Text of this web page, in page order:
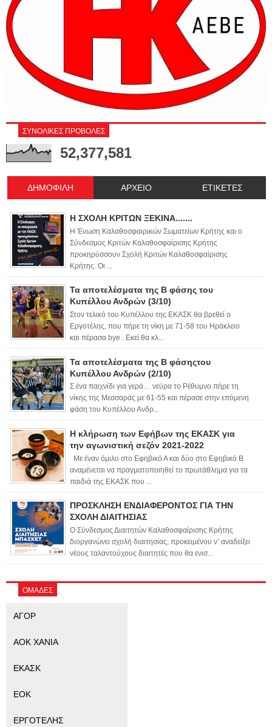
ΣΥΝΟΛΙΚΕΣ ΠΡΟΒΟΛΕΣ
52,377,581
ΔΗΜΟΦΙΛΗ ΑΡΧΕΙΟ ΕΤΙΚΕΤΕΣ
Η ΣΧΟΛΗ ΚΡΙΤΩΝ ΞΕΚΙΝΑ.......
Η Ένωση Καλαθοσφαιρικών Σωματείων Κρήτης και ο
Σύνδεσμος Κριτών Καλαθοσφαίρισης Κρήτης
προκηρύσσουν Σχολή Κριτών Καλαθοσφαίρισης
Κρήτης. Οι ...
Τα αποτελέσματα της Β φάσης του
Κυπέλλου Ανδρών (3/10)
Στον τελικό του Κυπέλλου της ΕΚΑΣΚ θα βρεθεί ο
Εργοτέλης, που πήρε τη νίκη με 71-58 του Ηράκλειο
και πέρασα bye . Εκεί θα κλ...
Τα αποτελέσματα της Β φάσηςτου
Κυπέλλου Ανδρών (2/10)
Σ ένα παιχνίδι για γερά… νεύρα το Ρέθυμνο πήρε τη
νίκης της Μεσσαράς με 61-55 και πέρασε στην επόμενη
φάση του Κυπέλλου Ανδρ...
Η κλήρωση των Εφήβων της ΕΚΑΣΚ για
την αγωνιστική σεζόν 2021-2022
Με έναν όμιλο στο Εφηβικό Α και δύο στο Εφηβικό Β
αναμένεται να πραγματοποιηθεί το πρωτάθλημα για τα
παιδιά της ΕΚΑΣΚ που ...
ΠΡΟΣΚΛΗΣΗ ΕΝΔΙΑΦΕΡΟΝΤΟΣ ΓΙΑ ΤΗΝ
ΣΧΟΛΗ ΔΙΑΙΤΗΣΙΑΣ
Ο Σύνδεσμος Διαιτητών Καλαθοσφαίρισης Κρήτης
διοργανώνει σχολή διαιτησίας, προκειμένου ν’ αναδείξει
νέους ταλαντούχους διαιτητές που θα ενισ...
ΟΜΑΔΕΣ
ΑΓΟΡ
ΑΟΚ ΧΑΝΙΑ
ΕΚΑΣΚ
ΕΟΚ
ΕΡΓΟΤΕΛΗΣ